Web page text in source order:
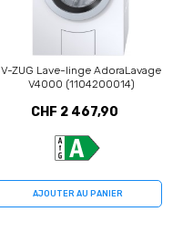
V-ZUG Lave-linge AdoraLavage
V4000 (1104200014)
CHF 2 467,90
AJOUTER AU PANIER